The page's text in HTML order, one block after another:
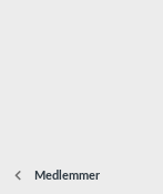
Medlemmer